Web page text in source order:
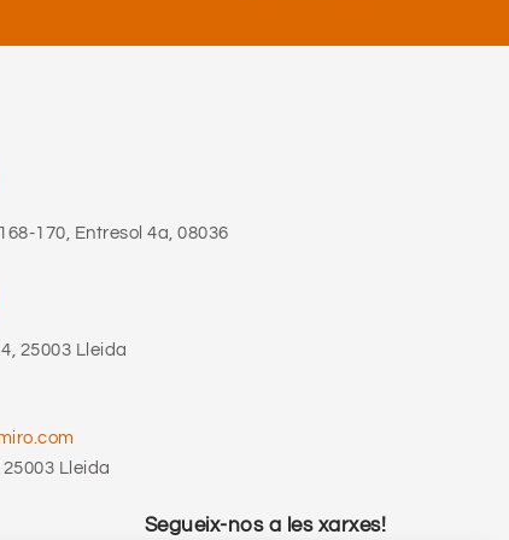
170, Entresol 4a, 08036
25003 Lleida
Lleida
Segueix-nos a les xarxes!